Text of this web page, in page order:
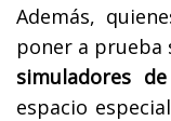
Además,
poner a prueba
simuladores
espacio